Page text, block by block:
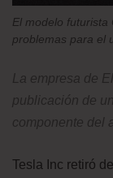
El modelo futurista
problemas para el
La empresa de
publicación de
componente del
Tesla Inc retiró